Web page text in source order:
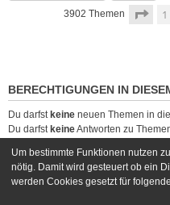
3902 Themen Seite
1
BERECHTIGUNGEN IN
Du darfst keine neuen Themen in
Du darfst keineAntworten zu
Du darfst deine Beiträge in diesem
Du darfstkeineDateianhänge in
Um bestimmte Funktionen nutzen
nötig. Damit wird gesteuert ob ein
werden Cookies gesetzt für